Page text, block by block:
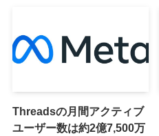
Threadsの月間アクティブ
ユーザー数は約2億7,500万